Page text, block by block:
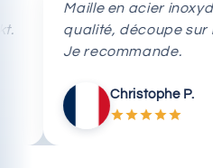
Maille en acier inoxydable
qualité, découpe sur
Je recommande.
Christophe P.